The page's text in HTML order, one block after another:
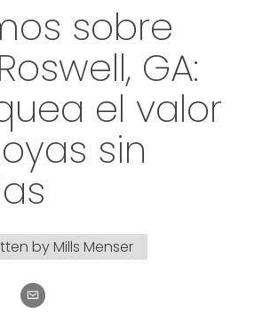
sobre
GA:
el valor
sin
byMills Menser